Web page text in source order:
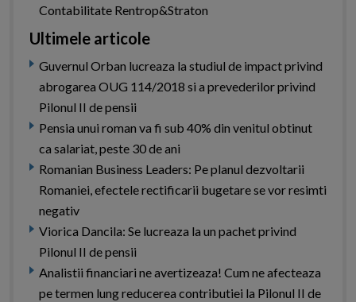
Contabilitate Rentrop&Straton
Ultimele articole
Guvernul Orban lucreaza la studiul de impact privind
abrogarea OUG 114/2018 si a prevederilor privind
Pilonul II de pensii
Pensia unui roman va fi sub 40% din venitul obtinut
ca salariat, peste 30 de ani
Romanian Business Leaders: Pe planul dezvoltarii
Romaniei, efectele rectificarii bugetare se vor resimti
negativ
Viorica Dancila: Se lucreaza la un pachet privind
Pilonul II de pensii
Analistii financiari ne avertizeaza! Cum ne afecteaza
pe termen lung reducerea contributiei la Pilonul II de